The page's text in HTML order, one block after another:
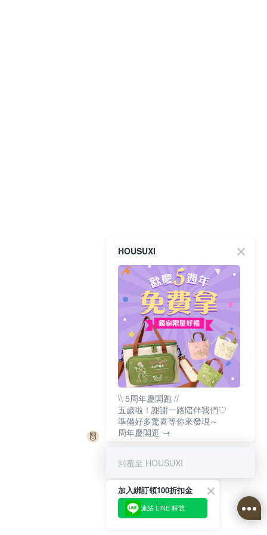
HOUSUXI
\\ 5周年慶開跑 //
五歲啦！謝謝一路陪伴我們♡
準備好多驚喜等你來發現～
周年慶開逛 →
回覆至 HOUSUXI
加入綁訂領100折扣金
連結 LINE 帳號